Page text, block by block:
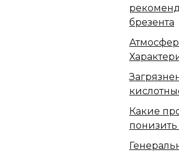
брезента
Какие